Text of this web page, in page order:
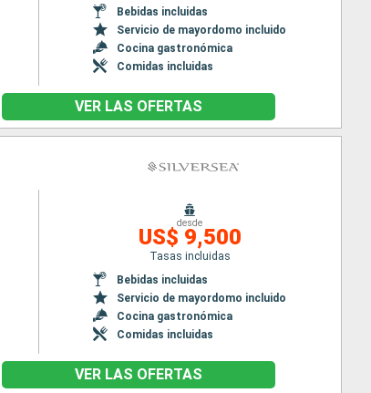
Bebidas incluidas
Servicio de mayordomo incluido
Cocina gastronómica
Comidas incluidas
VER LAS OFERTAS
desde
US$ 9,500
Tasas incluidas
Bebidas incluidas
Servicio de mayordomo incluido
Cocina gastronómica
Comidas incluidas
VER LAS OFERTAS